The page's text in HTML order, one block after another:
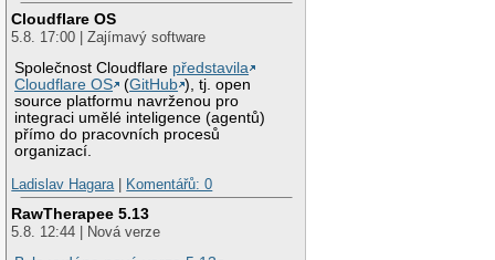
Cloudflare OS
5.8. 17:00 | Zajímavý software
Společnost Cloudflare představila
Cloudflare OS
(GitHub ), tj. open
source platformu navrženou pro
integraci umělé inteligence (agentů)
přímo do pracovních procesů
organizací.
Ladislav Hagara| Komentářů: 0
RawTherapee 5.13
5.8. 12:44 | Nová verze